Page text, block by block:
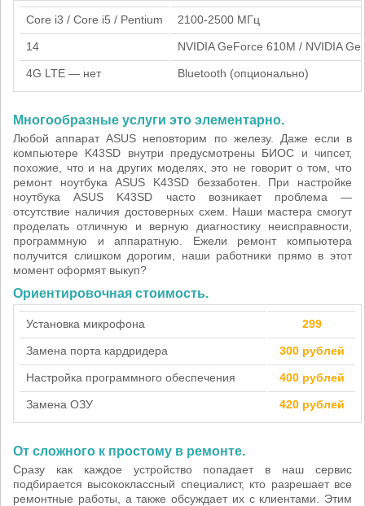
Core i3 / Core i5 / Pentium 2100-2500 МГц
14 NVIDIA GeForce 610M / NVIDIA
4G LTE — нет Bluetooth (опционально)
Многообразные услуги это элементарно.
Любой аппарат ASUS неповторим по железу. Даже если в
компьютере K43SD внутри предусмотрены БИОС и чипсет,
похожие, что и на других моделях, это не говорит о том, что
ремонт ноутбука ASUS K43SD беззаботен. При настройке
ноутбука ASUS K43SD часто возникает проблема —
отсутствие наличия достоверных схем. Наши мастера смогут
проделать отличную и верную диагностику неисправности,
программную и аппаратную. Ежели ремонт компьютера
получится слишком дорогим, наши работники прямо в этот
момент оформят выкуп?
Ориентировочная стоимость.
Установка микрофона 299
Замена порта кардридера 300 рублей
Настройка программного обеспечения 400 рублей
Замена ОЗУ 420 рублей
От сложного к простому в ремонте.
Сразу как каждое устройство попадает в наш сервис
подбирается высококлассный специалист, кто разрешает все
ремонтные работы, а также обсуждает их с клиентами. Этим